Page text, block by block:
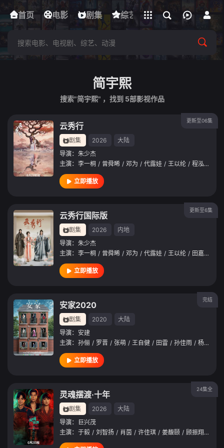
首页 电影 剧集 综艺 动漫 短剧
下载客户端
立即登录
简宇熙
搜索"简宇熙" ，找到 5部影视作品
更新至06集
云秀行
剧集 2026
大陆
导演： 朱少杰
主演： 李一桐 / 曾舜晞 / 邓为 / 代露娃 / 王以纶 / 程泓鑫
立即播放
更新至6集
云秀行国际版
剧集 2026
内地
导演： 朱少杰
主演： 李一桐 / 曾舜晞 / 邓为 / 代露娃 / 王以纶 / 田嘉瑞
立即播放
完结
安家2020
剧集 2020
大陆
导演： 安建
主演： 孙俪 / 罗晋 / 张萌 / 王自健 / 田雷 / 孙佳雨 / 杨皓宇
立即播放
24集全
灵魂摆渡·十年
剧集 2026
大陆
导演：
巨兴茂
主演： 于毅 / 刘智扬 / 肖茵 / 许佳琪 / 姜馥颐 / 顾振翔 /